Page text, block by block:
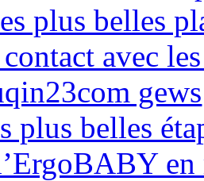
plus belles
avec
gews
plus belles
en